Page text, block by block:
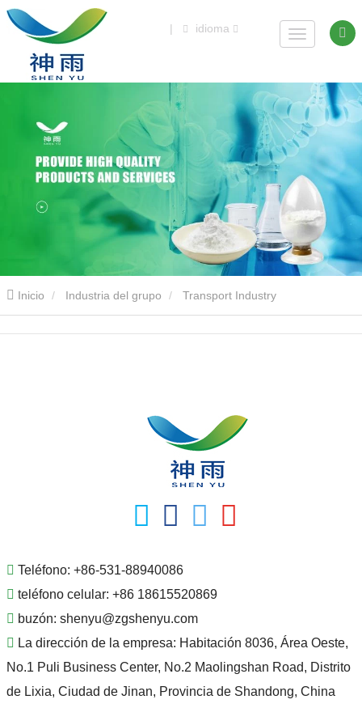
| idioma
Inicio Industria del grupo Transport Industry
Teléfono: +86-531-88940086
teléfono celular: +86 18615520869
buzón: shenyu@zgshenyu.com
La dirección de la empresa: Habitación 8036, Área Oeste,
No.1 Puli Business Center, No.2 Maolingshan Road, Distrito
de Lixia, Ciudad de Jinan, Provincia de Shandong, China